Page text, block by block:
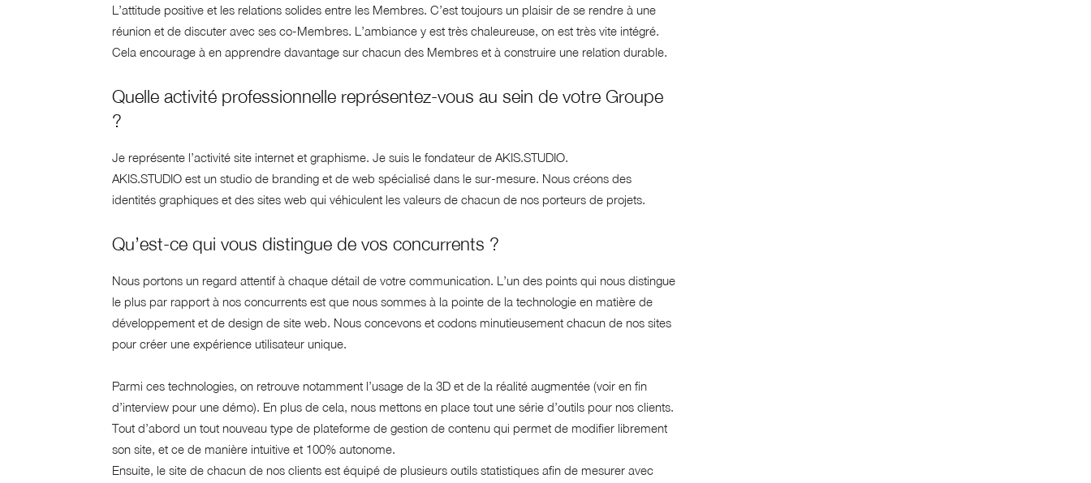
L’attitude positive et les relations solides entre les Membres. C’est toujours un plaisir de se rendre à une
réunion et de discuter avec ses co-Membres. L’ambiance y est très chaleureuse, on est très vite intégré.
Cela encourage à en apprendre davantage sur chacun des Membres et à construire une relation durable.
Quelle activité professionnelle représentez-vous au sein de votre Groupe
?
Je représente l’activité site internet et graphisme. Je suis le fondateur de AKIS.STUDIO.
AKIS.STUDIO est un studio de branding et de web spécialisé dans le sur-mesure. Nous créons des
identités graphiques et des sites web qui véhiculent les valeurs de chacun de nos porteurs de projets.
Qu’est-ce qui vous distingue de vos concurrents ?
Nous portons un regard attentif à chaque détail de votre communication. L’un des points qui nous distingue
le plus par rapport à nos concurrents est que nous sommes à la pointe de la technologie en matière de
développement et de design de site web. Nous concevons et codons minutieusement chacun de nos sites
pour créer une expérience utilisateur unique.
Parmi ces technologies, on retrouve notamment l’usage de la 3D et de la réalité augmentée (voir en fin
d’interview pour une démo). En plus de cela, nous mettons en place tout une série d’outils pour nos clients.
Tout d’abord un tout nouveau type de plateforme de gestion de contenu qui permet de modifier librement
son site, et ce de manière intuitive et 100% autonome.
Ensuite, le site de chacun de nos clients est équipé de plusieurs outils statistiques afin de mesurer avec